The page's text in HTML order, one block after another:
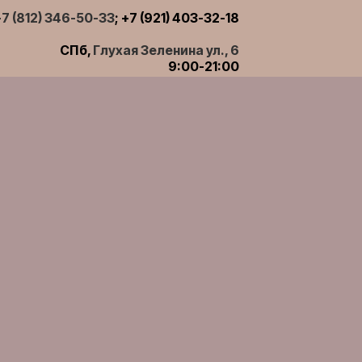
(812) 346-50-33; +7 (921) 403-32-18
СПб, Глухая Зеленина ул., 6
9:00-21:00